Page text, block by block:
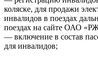
коляске, для продажи
инвалидов в поездах
поездах на сайте ОАО
— включение в состав
для инвалидов;